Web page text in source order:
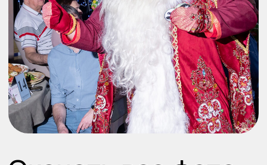
Контакты
Семейные
торжества
Новогодние банкеты
Телефон
+ 7 (928) 233-39-28
Все права
защищены
Публичная оферта